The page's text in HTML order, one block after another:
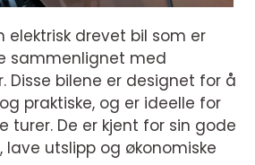
elektrisk drevet bil som er
sammenlignet med
Disse bilene er designet for å
praktiske, og er ideelle for
turer. De er kjent for sin gode
utslipp og økonomiske